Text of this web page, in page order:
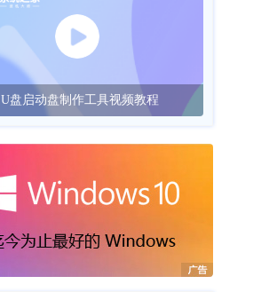
U盘启动盘制作工具视频教程